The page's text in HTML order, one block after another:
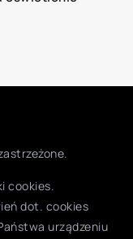
cookies.
dot. cookies
urządzeniu